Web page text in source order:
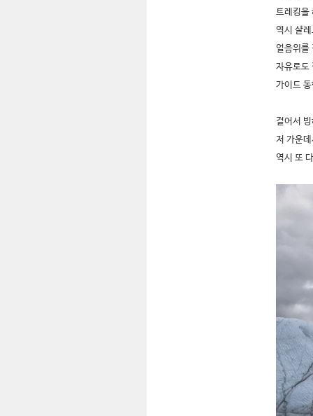
트레킹을
역시 샬
얼음위를
자유로도
가이드
걸어서
저 가운
역시 또